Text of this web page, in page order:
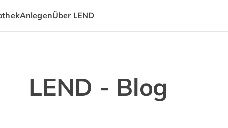
AnlegenÜber LEND
LEND - Blog